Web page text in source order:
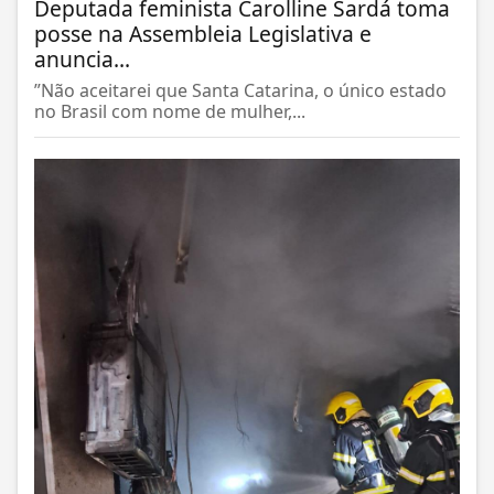
Deputada feminista Carolline Sardá toma
posse na Assembleia Legislativa e
anuncia...
”Não aceitarei que Santa Catarina, o único estado
no Brasil com nome de mulher,...